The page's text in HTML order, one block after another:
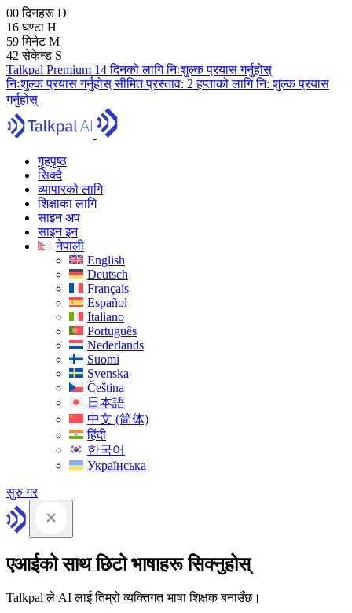
00 दिनहरू D
16 घण्टा H
59 मिनेटM
41 सेकेन्ड S
Talkpal Premium 14 दिनको लागि निःशुल्क प्रयास गर्नुहोस्
निःशुल्क प्रयास गर्नुहोस्सीमित प्रस्ताव: 2 हप्ताको लागि नि: शुल्क प्रयास
गर्नुहोस्
गृहपृष्ठ
सिक्दै
व्यापारको लागि
शिक्षाका लागि
साइन अप
साइन इन
नेपाली
English
Deutsch
Français
Español
Italiano
Português
Nederlands
Suomi
Svenska
Čeština
日本語
中文 (简体)
हिंदी
한국어
Українська
सुरु गर
एआईको साथ छिटो भाषाहरू सिक्नुहोस्
Talkpal ले AI लाई तिम्रो व्यक्तिगत भाषा शिक्षक बनाउँछ।